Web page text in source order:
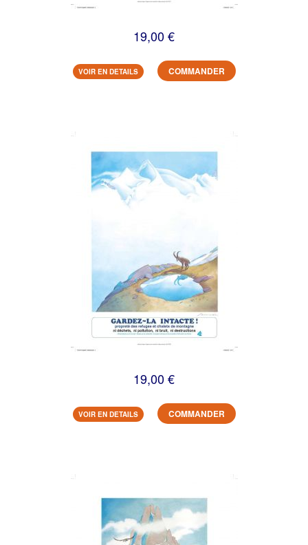
19,00 €
VOIR EN DETAILS COMMANDER
19,00 €
VOIR EN DETAILS COMMANDER